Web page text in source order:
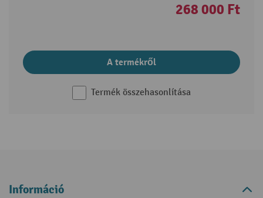
268 000 Ft
A termékről
Termék összehasonlítása
Információ